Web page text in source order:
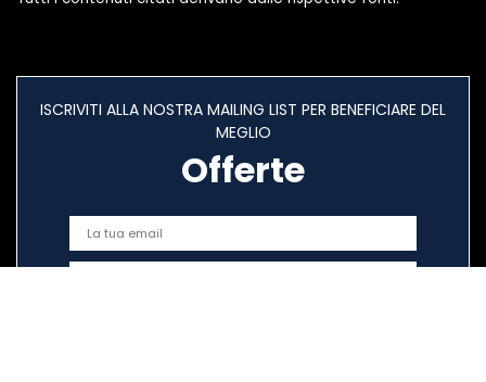
ISCRIVITI ALLA NOSTRA MAILING LIST PER BENEFICIARE DEL
MEGLIO
Offerte